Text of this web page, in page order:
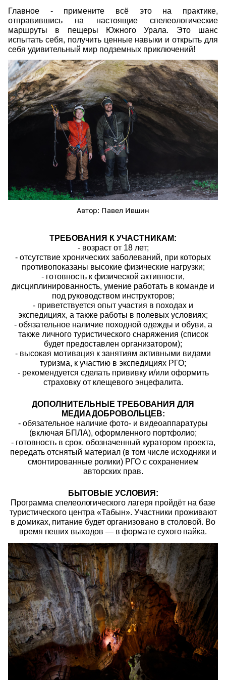
Главное - примените всё это на практике,
отправившись на настоящие спелеологические
маршруты в пещеры Южного Урала. Это шанс
испытать себя, получить ценные навыки и открыть для
себя удивительный мир подземных приключений!
pvi_0907.jpg
Автор: Павел Ившин
ТРЕБОВАНИЯ К УЧАСТНИКАМ:
- возраст от 18 лет;
- отсутствие хронических заболеваний, при которых
противопоказаны высокие физические нагрузки;
- готовность к физической активности,
дисциплинированность, умение работать в команде и
под руководством инструкторов;
- приветствуется опыт участия в походах и
экспедициях, а также работы в полевых условиях;
- обязательное наличие походной одежды и обуви, а
также личного туристического снаряжения (список
будет предоставлен организатором);
- высокая мотивация к занятиям активными видами
туризма, к участию в экспедициях РГО;
- рекомендуется сделать прививку и/или оформить
страховку от клещевого энцефалита.
ДОПОЛНИТЕЛЬНЫЕ ТРЕБОВАНИЯ ДЛЯ
МЕДИАДОБРОВОЛЬЦЕВ:
- обязательное наличие фото- и видеоаппаратуры
(включая БПЛА), оформленного портфолио;
- готовность в срок, обозначенный куратором проекта,
передать отснятый материал (в том числе исходники и
смонтированные ролики) РГО с сохранением
авторских прав.
БЫТОВЫЕ УСЛОВИЯ:
Программа спелеологического лагеря пройдёт на базе
туристического центра «Табын». Участники проживают
в домиках, питание будет организовано в столовой. Во
время пеших выходов —в формате сухого пайка.
pvi_0502.jpg